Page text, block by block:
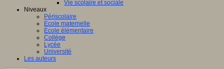
Vie scolaire et sociale
Niveaux
Périscolaire
Ecole maternelle
Ecole élémentaire
Collège
Lycée
Université
Les auteurs